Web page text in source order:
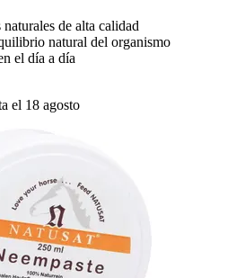
de alta calidad
natural del organismo
el día a día
el 18 agosto